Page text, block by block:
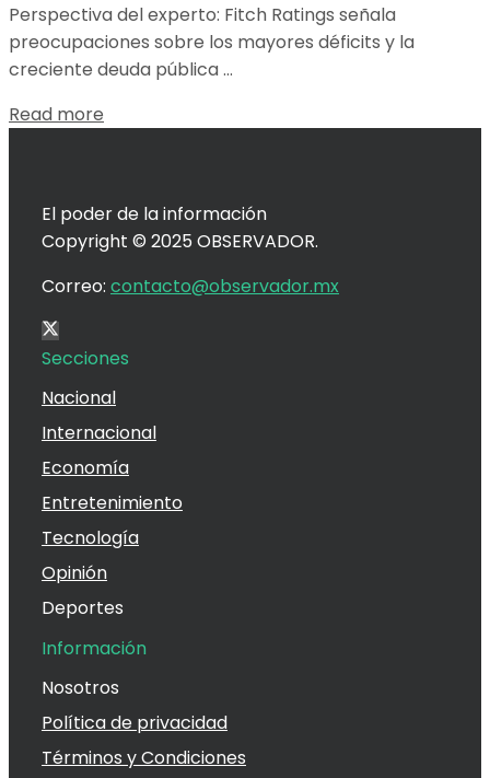
Perspectiva del experto: Fitch Ratings señala
preocupaciones sobre los mayores déficits y la
creciente deuda pública ...
Read more
El poder de la información
Copyright © 2025 OBSERVADOR.
Correo: contacto@observador.mx
Secciones
Nacional
Internacional
Economía
Entretenimiento
Tecnología
Opinión
Deportes
Información
Nosotros
Política de privacidad
Términos y Condiciones